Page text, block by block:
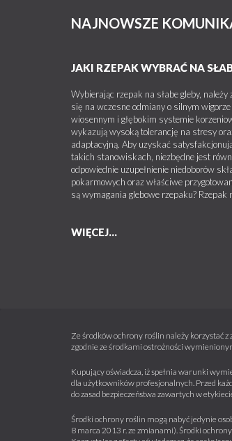
NAJNOWSZE
JAKI RZEPAK WYBRAĆ NA
Wybierając rzepak na słabe gleby, należy
się na wczesne odmiany o silnym
wiosennym i głębokim systemie
wykazują wysoką tolerancję na stresy
adaptacyjną. Aby uzyskać
takich stanowiskach, niezbędne jest
odpowiednie uzupełnienie niedoborów
pokarmowych oraz właściwe
są wymagania glebowe rzepaku? Rzepak
WIĘCEJ...
Ze środków ochrony roślin należy korzystać
zgodnie ze środkami ostrożności
Kupujący oświadcza, iż spełnia warunki
dla użytkowników profesjonalnych. Przed
do zasad bezpieczeństwa zawartych w
Środki ochrony roślin mogą nabyć jedynie
8 marca 2013 r. ze zmianami). Środki